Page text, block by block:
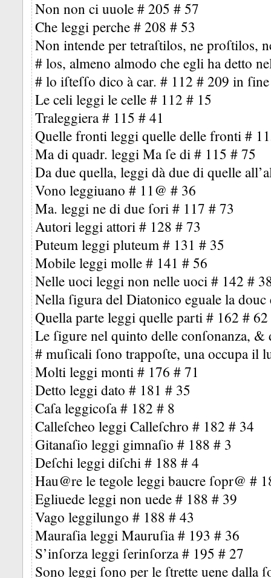
Non non ci uuole # 205 # 57
Che leggi perche # 208 # 53
Non intende per tetraſtilos, ne proſtilos,
# los, almeno almodo che egli ha detto
# lo iſteſſo dico à car. # 112 # 209 in ſine
Le celi leggi le celle # 112 # 15
Traleggiera # 115 # 41
Quelle fronti leggi quelle delle fronti #
Ma di quadr. leggi Ma ſe di # 115 # 75
Da due quella, leggi dà due di quelle
Vono leggiuano # 11@ # 36
Ma. leggi ne di due ſori # 117 # 73
Autori leggi attori # 128 # 73
Puteum leggi pluteum # 131 # 35
Mobile leggi molle # 141 # 56
Nelle uoci leggi non nelle uoci # 142 #
Nella ſigura del Diatonico eguale la
Quella parte leggi quelle parti # 162 # 62
Le ſigure nel quinto delle conſonanza, &
# muſicali ſono trappoſte, una occupa il
Molti leggi monti # 176 # 71
Detto leggi dato # 181 # 35
Caſa leggicoſa # 182 # 8
Calleſcheo leggi Calleſchro # 182 # 34
Gitanaſio leggi gimnaſio # 188 # 3
Deſchi leggi diſchi # 188 # 4
Hau@re le tegole leggi baucre ſopr@ #
Egliuede leggi non uede # 188 # 39
Vago leggilungo # 188 # 43
Mauraſia leggi Mauruſia # 193 # 36
S’inſorza leggi ſerinſorza # 195 # 27
Sono leggi ſono per le ſtrette uene dalla